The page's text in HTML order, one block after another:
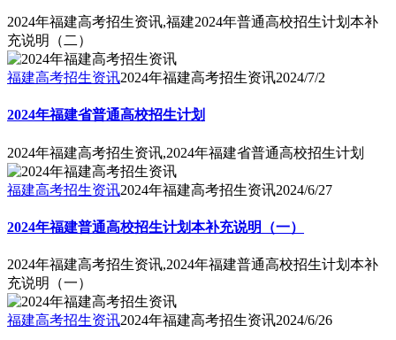
2024年福建高考招生资讯,福建2024年普通高校招生计划本补
充说明（二）
福建高考招生资讯2024年福建高考招生资讯2024/7/2
2024年福建省普通高校招生计划
2024年福建高考招生资讯,2024年福建省普通高校招生计划
福建高考招生资讯2024年福建高考招生资讯2024/6/27
2024年福建普通高校招生计划本补充说明（一）
2024年福建高考招生资讯,2024年福建普通高校招生计划本补
充说明（一）
福建高考招生资讯2024年福建高考招生资讯2024/6/26